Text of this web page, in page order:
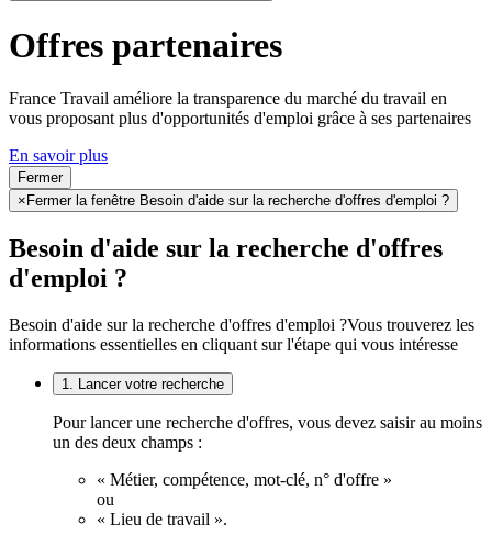
Offres partenaires
France Travail améliore la transparence du marché du travail en
vous proposant plus d'opportunités d'emploi grâce à ses partenaires
En savoir plus
Fermer
× Fermer la fenêtre Besoin d'aide sur la recherche d'offres d'emploi ?
Besoin d'aide sur la recherche d'offres
d'emploi ?
Besoin d'aide sur la recherche d'offres d'emploi ?Vous trouverez les
informations essentielles en cliquant sur l'étape qui vous intéresse
1. Lancer votre recherche
Pour lancer une recherche d'offres, vous devez saisir au moins
un des deux champs :
« Métier, compétence, mot-clé, n° d'offre »
ou
« Lieu de travail ».